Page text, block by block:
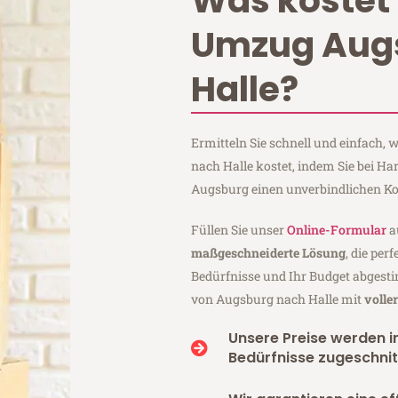
Umzug
Halle?
Ermitteln Sie schnell und einfach,
nach Halle kostet, indem Sie bei
Augsburg einen unverbindlichen
Füllen Sie unserOnline-Formular
maßgeschneiderte Lösung, die
Bedürfnisse und Ihr Budget
von Augsburg nach Halle mit
Unsere Preise werden
Bedürfnisse